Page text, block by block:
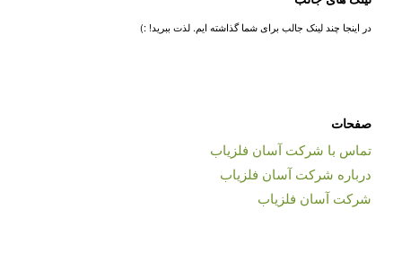
در اینجا چند لینک جالب برای شما گذاشته ایم. لذت ببرید! :)
صفحات
تماس با شرکت آسان فلزیاب
درباره شرکت آسان فلزیاب
شرکت آسان فلزیاب